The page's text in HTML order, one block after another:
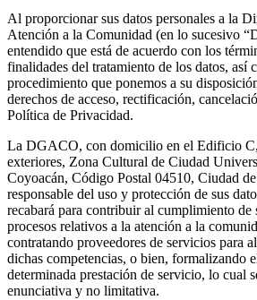
Al proporcionar sus datos personales a la
Atención a la Comunidad (en lo sucesivo
entendido que está de acuerdo con los
finalidades del tratamiento de los datos, así
procedimiento que ponemos a su
derechos de acceso, rectificación,
Política de Privacidad.
La DGACO, con domicilio en el Edificio
exteriores, Zona Cultural de Ciudad
Coyoacán, Código Postal 04510, Ciudad
responsable del uso y protección de sus
recabará para contribuir al cumplimiento de
procesos relativos a la atención a la
contratando proveedores de servicios para
dichas competencias, o bien, formalizando
determinada prestación de servicio, lo cual
enunciativa y no limitativa.